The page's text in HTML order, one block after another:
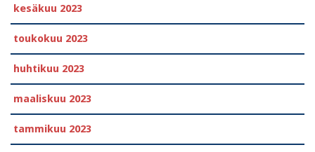
kesäkuu 2023
toukokuu 2023
huhtikuu 2023
maaliskuu 2023
tammikuu 2023